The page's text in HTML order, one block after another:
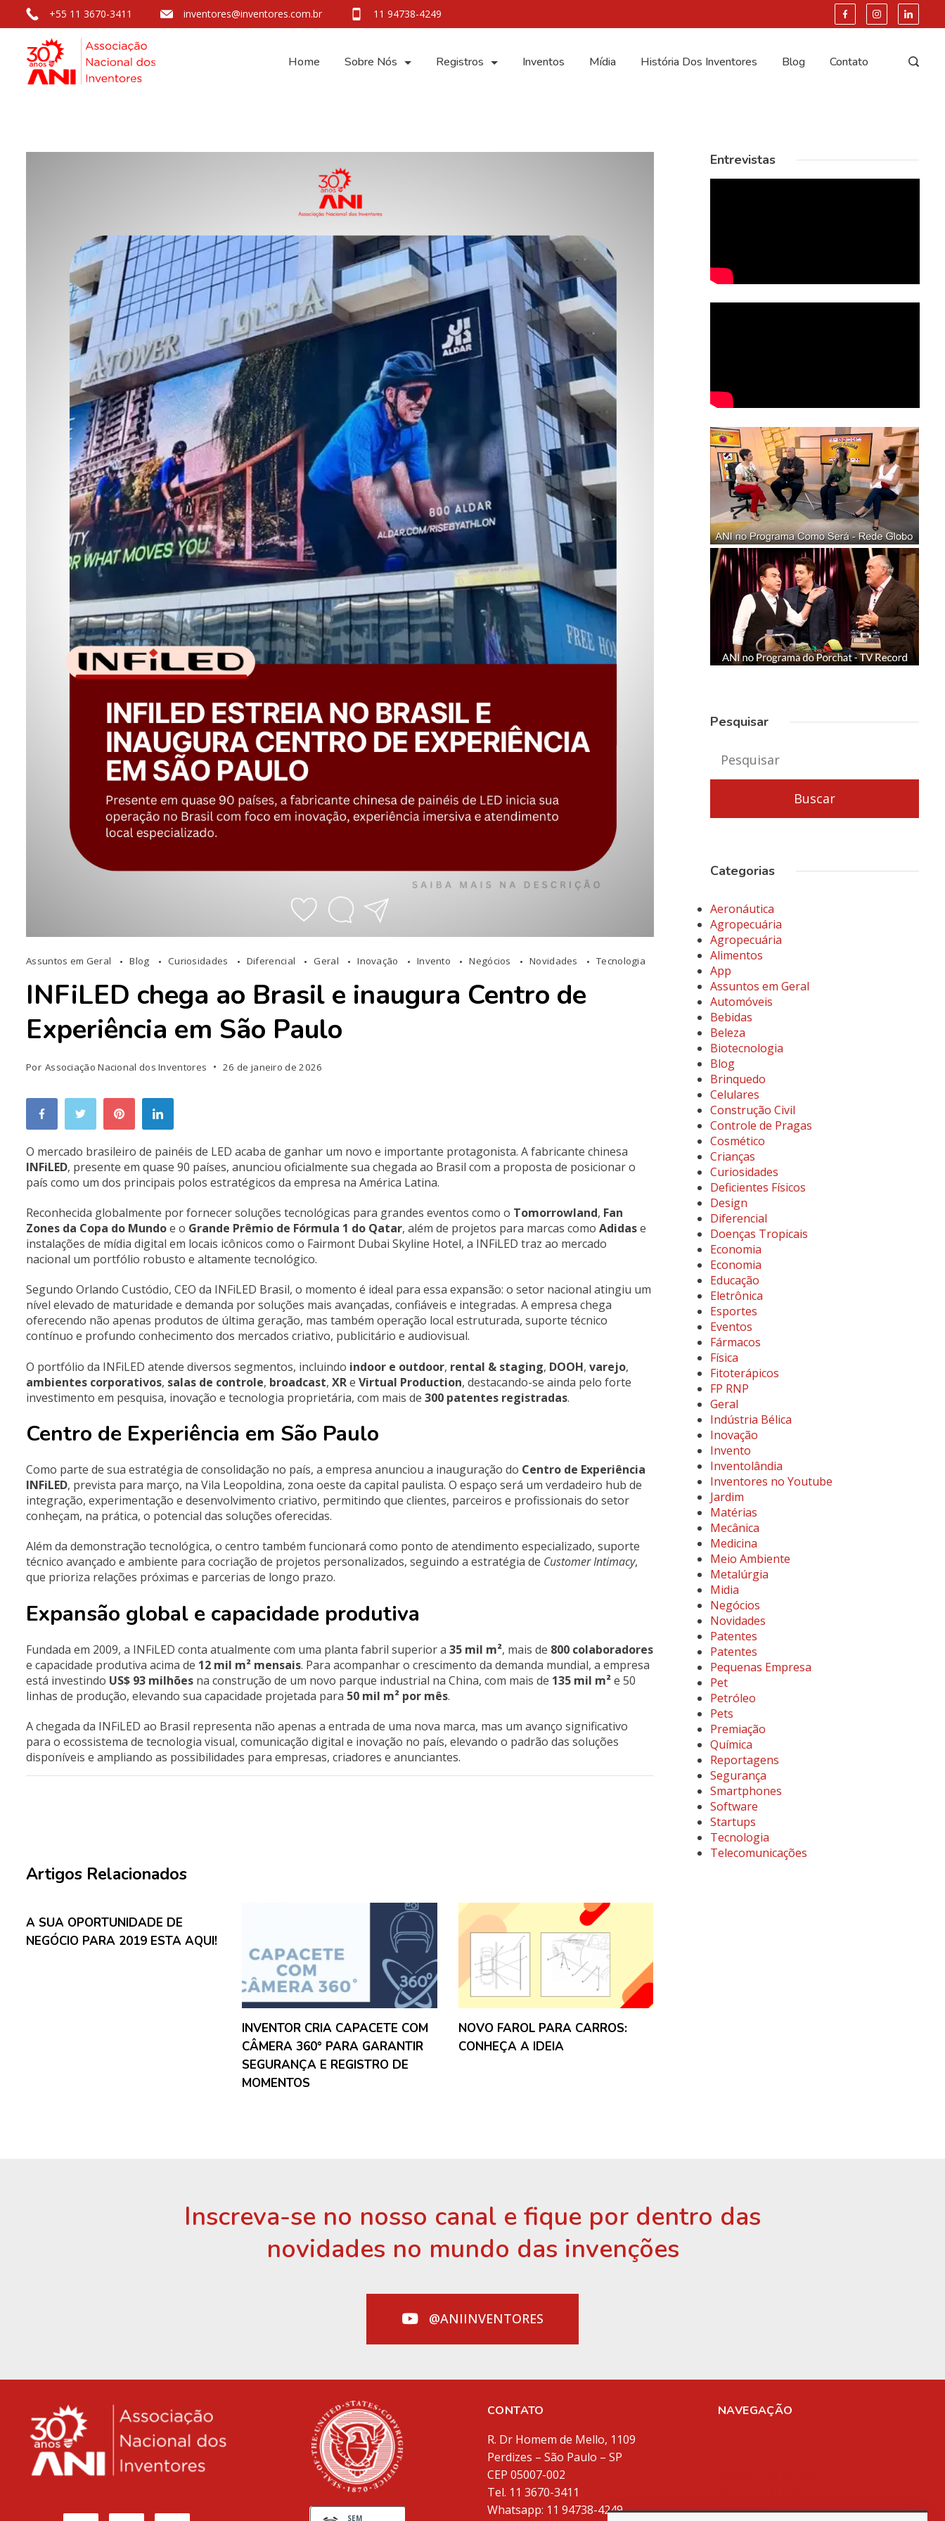
+55 11 3670-3411 inventores@inventores.com.br 11 94738-4249
Home Sobre Nós Registros Inventos Mídia História Dos Inventores Blog Contato
Assuntos em Geral Blog Curiosidades Diferencial Geral Inovação Invento Negócios Novidades Tecnologia
INFiLED chega ao Brasil e inaugura Centro de
Experiência em São Paulo
Por Associação Nacional dos Inventores 26 de janeiro de 2026
O mercado brasileiro de painéis de LED acaba de ganhar um novo e importante protagonista. A fabricante chinesa
INFiLED, presente em quase 90 países, anunciou oficialmente sua chegada ao Brasil com a proposta de posicionar o
país como um dos principais polos estratégicos da empresa na América Latina.
Reconhecida globalmente por fornecer soluções tecnológicas para grandes eventos como o Tomorrowland, Fan
Zones da Copa do Mundoe o Grande Prêmio de Fórmula 1 do Qatar, além de projetos para marcas como Adidase
instalações de mídia digital em locais icônicos como o Fairmont Dubai Skyline Hotel, a INFiLED traz ao mercado
nacional um portfólio robusto e altamente tecnológico.
Segundo Orlando Custódio, CEO da INFiLED Brasil, o momento é ideal para essa expansão: o setor nacional atingiu um
nível elevado de maturidade e demanda por soluções mais avançadas, confiáveis e integradas. A empresa chega
oferecendo não apenas produtos de última geração, mas também operação local estruturada, suporte técnico
contínuo e profundo conhecimento dos mercados criativo, publicitário e audiovisual.
O portfólio da INFiLED atende diversos segmentos, incluindo indoor e outdoor, rental & staging, DOOH, varejo,
ambientes corporativos, salas de controle, broadcast, XRe Virtual Production, destacando-se ainda pelo forte
investimento em pesquisa, inovação e tecnologia proprietária, com mais de 300 patentes registradas.
Centro de Experiência em São Paulo
Como parte de sua estratégia de consolidação no país, a empresa anunciou a inauguração do Centro de Experiência
INFiLED, prevista para março, na Vila Leopoldina, zona oeste da capital paulista. O espaço será um verdadeiro hub de
integração, experimentação e desenvolvimento criativo, permitindo que clientes, parceiros e profissionais do setor
conheçam, na prática, o potencial das soluções oferecidas.
Além da demonstração tecnológica, o centro também funcionará como ponto de atendimento especializado, suporte
técnico avançado e ambiente para cocriação de projetos personalizados, seguindo a estratégia de Customer Intimacy,
que prioriza relações próximas e parcerias de longo prazo.
Expansão global e capacidade produtiva
Fundada em 2009, a INFiLED conta atualmente com uma planta fabril superior a 35 mil m², mais de 800 colaboradores
e capacidade produtiva acima de 12 mil m² mensais. Para acompanhar o crescimento da demanda mundial, a empresa
está investindo US$ 93 milhões na construção de um novo parque industrial na China, com mais de 135 mil m²e 50
linhas de produção, elevando sua capacidade projetada para 50 mil m² por mês.
A chegada da INFiLED ao Brasil representa não apenas a entrada de uma nova marca, mas um avanço significativo
para o ecossistema de tecnologia visual, comunicação digital e inovação no país, elevando o padrão das soluções
disponíveis e ampliando as possibilidades para empresas, criadores e anunciantes.
Artigos Relacionados
A SUA OPORTUNIDADE DE
NEGÓCIO PARA 2019 ESTA AQUI!
INVENTOR CRIA CAPACETE COM
CÂMERA 360° PARA GARANTIR
SEGURANÇA E REGISTRO DE
MOMENTOS
NOVO FAROL PARA CARROS:
CONHEÇA A IDEIA
Entrevistas
Pesquisar
Categorias
Aeronáutica
Agropecuária
Agropecuária
Alimentos
App
Assuntos em Geral
Automóveis
Bebidas
Beleza
Biotecnologia
Blog
Brinquedo
Celulares
Construção Civil
Controle de Pragas
Cosmético
Crianças
Curiosidades
Deficientes Físicos
Design
Diferencial
Doenças Tropicais
Economia
Economia
Educação
Eletrônica
Esportes
Eventos
Fármacos
Física
Fitoterápicos
FP RNP
Geral
Indústria Bélica
Inovação
Invento
Inventolândia
Inventores no Youtube
Jardim
Matérias
Mecânica
Medicina
Meio Ambiente
Metalúrgia
Midia
Negócios
Novidades
Patentes
Patentes
Pequenas Empresa
Pet
Petróleo
Pets
Premiação
Química
Reportagens
Segurança
Smartphones
Software
Startups
Tecnologia
Telecomunicações
Inscreva-se no nosso canal e fique por dentro das
novidades no mundo das invenções
@ANIINVENTORES
SEM
CONTATO
R. Dr Homem de Mello, 1109
Perdizes – São Paulo – SP
CEP 05007-002
Tel. 11 3670-3411
Whatsapp: 11 94738-4249
NAVEGAÇÃO
Aplicativos